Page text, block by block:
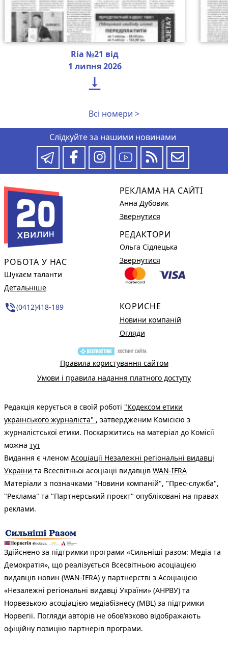
Ria №21 від
1 липня 2026

Всі номери >
Слідкуйте за нашими новинами
РОБОТА У НАС
Шукаєм таланти
Детальніше
phone_in_talk(0412)418-189
РЕКЛАМА НА САЙТІ
Анна Дубовик
Звернутися
РЕДАКТОРИ
Ольга Сідлецька
Звернутися
КОРИСНЕ
Новини компаній
Огляди
Правила користування сайтом
Умови і правила надання платного доступу
Редакція керується в своїй роботі "Кодексом етики
українського журналіста" , затвердженим Комісією з
журналістської етики. Поскаржитись на матеріал до Комісії
можна тут
Видання є членом Асоціації Незалежні регіональні видавці
України та Всесвітньої асоціації видавців WAN-IFRA
Матеріали з позначками "Новини компаній", "Прес-служба",
"Реклама" та "Партнерський проєкт" опубліковані на правах
реклами.
Здійснено за підтримки програми «Сильніші разом: Медіа та
Демократія», що реалізується Всесвітньою асоціацією
видавців новин (WAN-IFRA) у партнерстві з Асоціацією
«Незалежні регіональні видавці України» (АНРВУ) та
Норвезькою асоціацією медіабізнесу (MBL) за підтримки
Норвегії. Погляди авторів не обов’язково відображають
офіційну позицію партнерів програми.